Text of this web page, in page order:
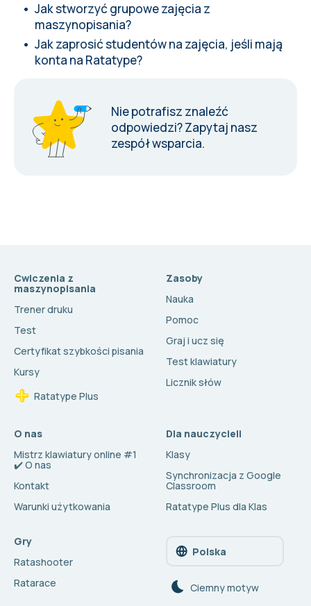
Jak stworzyć grupowe zajęcia z
maszynopisania?
Jak zaprosić studentów na zajęcia, jeśli mają
konta na Ratatype?
Nie potrafisz znaleźć
odpowiedzi?Zapytaj nasz
zespół wsparcia.
Cwiczenia z
maszynopisania
Trener druku
Test
Certyfikat szybkości pisania
Kursy
Ratatype Plus
Zasoby
Nauka
Pomoc
Graj i ucz się
Test klawiatury
Licznik słów
O nas
Mistrz klawiatury online #1
✔️ O nas
Kontakt
Warunki użytkowania
Dla nauczycieli
Klasy
Synchronizacja z Google
Classroom
Ratatype Plus dla Klas
Gry
Ratashooter
Ratarace
Polska
Сiemny motyw